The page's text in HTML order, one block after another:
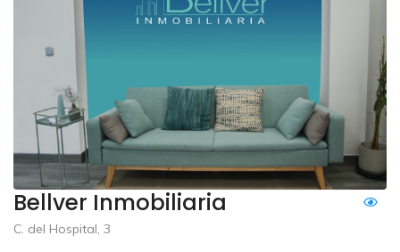
Bellver Inmobiliaria
C. del Hospital, 3